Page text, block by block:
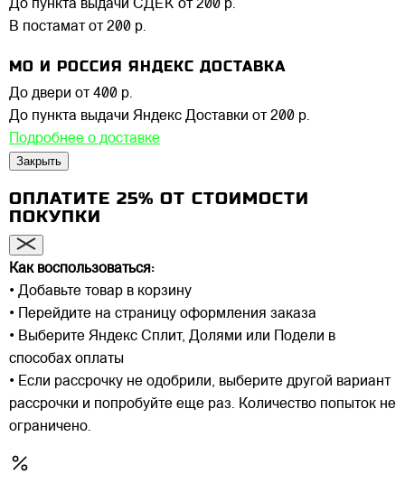
До пункта выдачи СДЕК от 200 р.
В постамат от 200 р.
МО И РОССИЯ ЯНДЕКС ДОСТАВКА
До двери от 400 р.
До пункта выдачи Яндекс Доставки от 200 р.
Подробнее о доставке
Закрыть
ОПЛАТИТЕ 25% ОТ СТОИМОСТИ
ПОКУПКИ
Как воспользоваться:
• Добавьте товар в корзину
• Перейдите на страницу оформления заказа
• Выберите Яндекс Сплит, Долями или Подели в
способах оплаты
• Если рассрочку не одобрили, выберите другой вариант
рассрочки и попробуйте еще раз. Количество попыток не
ограничено.